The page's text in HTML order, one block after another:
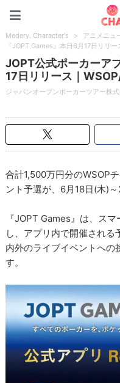
Medery. Character's > アニメニュ
『JOPT Games』本日6月17日リリ
JOPT公式ポーカーア
17日リリース｜
ジャパンオープンポーカーツアー株
合計1,500万円分のWSOP
ント予選が、6月18日(木)～
『JOPT Games』は、ス
し、アプリ内で開催され
内外のライブイベントへの
す。